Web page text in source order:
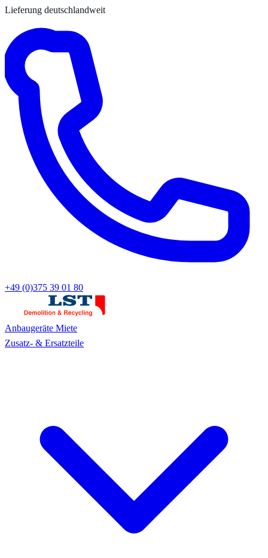
Lieferung deutschlandweit
+49 (0)375 39 01 80
Anbaugeräte Miete
Zusatz- & Ersatzteile